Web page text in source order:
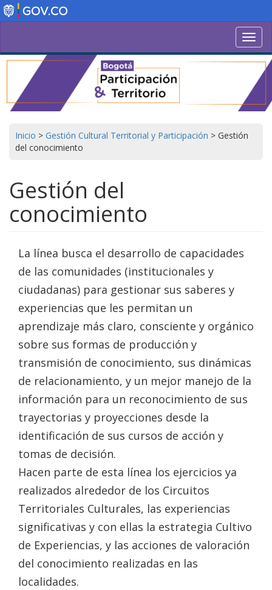
Pasar
al
Inicio > Gestión Cultural Territorial y Participación > Gestión
del conocimiento
Gestión del
conocimiento
La línea busca el desarrollo de capacidades
de las comunidades (institucionales y
ciudadanas) para gestionar sus saberes y
experiencias que les permitan un
aprendizaje más claro, consciente y orgánico
sobre sus formas de producción y
transmisión de conocimiento, sus dinámicas
de relacionamiento, y un mejor manejo de la
información para un reconocimiento de sus
trayectorias y proyecciones desde la
identificación de sus cursos de acción y
tomas de decisión.
Hacen parte de esta línea los ejercicios ya
realizados alrededor de los Circuitos
Territoriales Culturales, las experiencias
significativas y con ellas la estrategia Cultivo
de Experiencias, y las acciones de valoración
del conocimiento realizadas en las
localidades.